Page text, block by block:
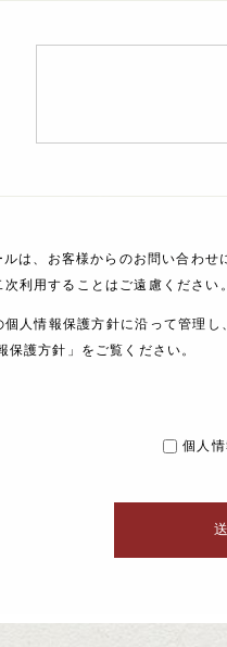
は、お客様からのお問い合わ
利用することはご遠慮ください。
人情報保護方針に沿って管理
保護方針」をご覧ください。
個人